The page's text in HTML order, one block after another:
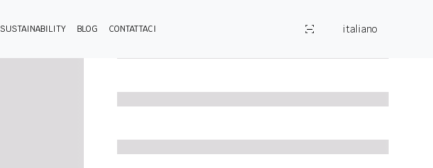
SUSTAINABILITY BLOG CONTATTACI italiano